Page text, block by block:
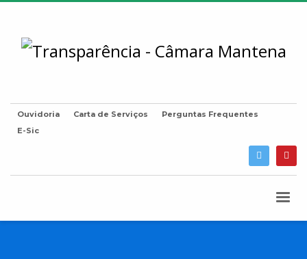
Ouvidoria Carta de Serviços
Perguntas Frequentes
E-Sic